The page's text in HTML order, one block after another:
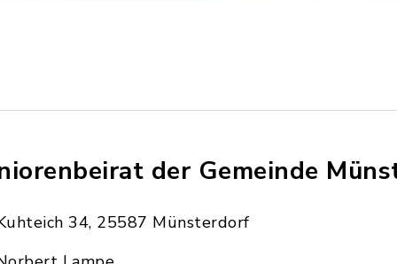
der Gemeinde
34, 25587 Münsterdorf